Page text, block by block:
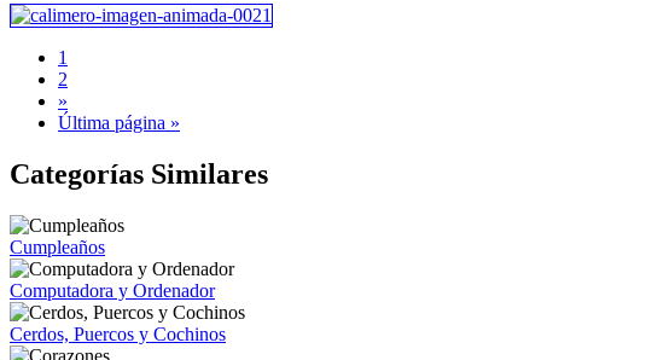
1
2
»
Última página »
Categorías Similares
Cumpleaños
Computadora y Ordenador
Cerdos, Puercos y Cochinos